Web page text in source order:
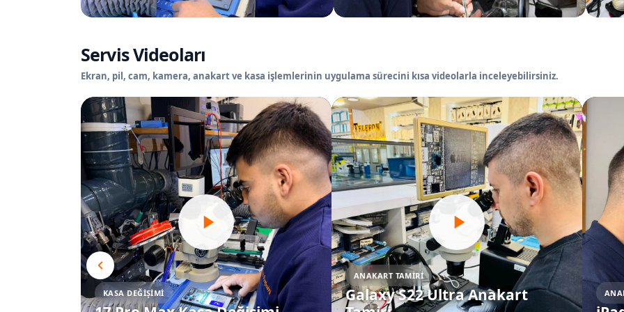
Servis Videoları
Ekran, pil, cam, kamera, anakart ve kasa işlemlerinin uygulama sürecini kısa videolarla inceleyebilirsiniz.
KASA DEĞIŞIMI
ANAKART TAMIRI
Galaxy S22 Ultra Anakart